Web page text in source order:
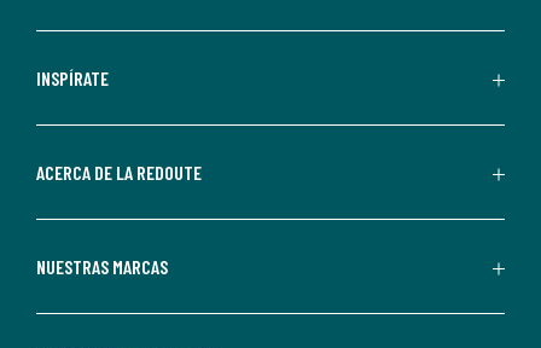
comerciales
personalizadas
parte
Redoute.
de
INSPÍRATE
ACERCA DE LA REDOUTE
NUESTRAS MARCAS